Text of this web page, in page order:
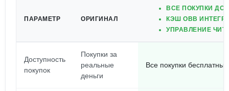
ПАРАМЕТР ОРИГИНАЛ
ВСЕ ПОКУПКИ
КЭШ OBB
УПРАВЛЕНИЕ
Доступность
покупок
Покупки за
реальные
деньги
Все покупки бесплатные